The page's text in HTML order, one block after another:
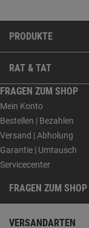
PRODUKTE
RAT & TAT
FRAGEN ZUM SHOP
Mein Konto
Bestellen | Bezahlen
Versand | Abholung
Garantie | Umtausch
Servicecenter
FRAGEN ZUM SHOP
VERSANDARTEN